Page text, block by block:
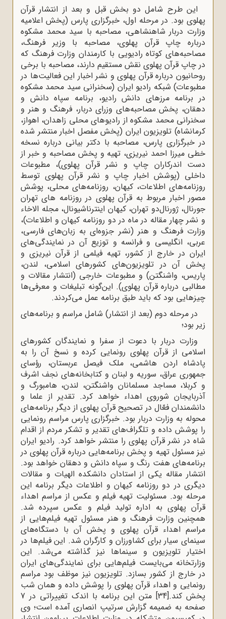
این طرح شامل دو بخش قبل و بعد از انتشار قرآن
پهلوی بود. در مرحله اول، خبرگزاری پارس (پخش اعلامیه
وزارت دربار شاهنشاهی، مصاحبه با سید محمد مشکوه
درباره چاپ قرآن پهلوی، مصاحبه با وزیر فرهنگ،
مصاحبه‌های کوتاه رادیویی با کارمندان وزارت فرهنگ که
در چاپ قرآن پهلوی نقش مستقیم دارند، مصاحبه با برخی
روحانیون درباره قرآن پهلوی و نشر اخبار این فعالیت‌ها در
مطبوعات) شبکه رادیو ایران (سخنرانی سید محمد مشکوه
در برنامه مرزهای دانش رادیو، برنامه سپاه دانش و
دهقان، پخش مصاحبه‌های وزرای دربار، فرهنگ و هنر و
سخنرانی محمد مشکوه از رادیوهای محلی زاهدان، اهواز،
کرمانشاه) تلویزیون ایران (پخش مفصل اخبار منتشر شده
در خبرگزاری پارس، مصاحبه با دکتر بیانی درباره نسخه
خطی میرزا احمد نیریزی، تهیه و پخش مصاحبه و خبر از
دست اندرکاران چاپ و نشر قرآن پهلوی)، مطبوعات
داخلی (پوشش اخبار چاپ و نشر قرآن پهلوی توسط
روزنامه‌های اطلاعات، کیهان، روزنامه‌های محلی، پوشش
مصور اخبار مربوط به قرآن پهلوی در روزنامه های تهران
جورنال، ژورنال‌دو تهران، کیهان اینترناشیونال، مجله الاخاء
و نشر چهار مقاله در ماه در دو روزنامه کیهان و اطلاعات)،
وزارت فرهنگ و هنر (نشر جزوه‌ای به زبان‌های فارسی،
عربی، انگلیسی و فرانسه و توزیع آن در نمایندگی‌های
ایران در خارج از کشور، تهیه فیلمی از قرآن نیریزی و
پخش آن در تلویزیون‌های کشورهای اسلامی، لندن،
پاریس، واشنگتن) و مطبوعات خارجی (انتشار مقالات و
مطالبی درباره قرآن پهلوی). این‌گونه تبلیغات و معرفی‌ها
چیزهایی بود که باید طبق برنامه عمل می‌کردند.
در مرحله دوم (بعد از انتشار) شامل مراسم و برنامه‌های
زیر بود؛
وزارت دربار با دعوت از سفرا و نمایندگان کشورهای
اسلامی از قرآن پهلوی رونمایی کرده و نسخ آن را به
پادشاه اردن هاشمی، ملک فیصل عربستان، رؤسای
جمهوری عراق، سوریه و لبنان و کتابخانه‌های نجف اشرف
و کربلا، مساجد مسلمانان واشنگتن، لندن، هامبورگ و
آذربایجان شوروی اهداء خواهد کرد. تقدیر از علما و
دانشمندان فعّال در تصحیح قرآن پهلوی از دیگر برنامه‌های
محوله به وزارت دربار بود. خبرگزاری پارس مراسم رونمایی
را پوشش داده و تلگراف‌های تقدیر و تشکر مردم از اقدام
شاه در نشر قرآن پهلوی را منتشر خواهد کرد. رادیو ایران
نیز مسئول تهیه و پخش برنامه‌هایی درباره قرآن پهلوی در
برنامه‌های هفت رنگ و سپاه دانش و دهقان خواهد بود.
انتشار مقاله یکی از استادان دانشکده الهیات و مقالات
دیگری در دو روزنامه کیهان و اطلاعات دیگر برنامه این
مرحله بود. مسئولیت تهیه فیلم و عکس از مراسم اهداء
قرآن پهلوی به اداره تولید فیلم و عکس سپرده شد.
همچنین وزارت فرهنگ و هنر مسئول تهیه فیلم‌هایی از
مراسم اهداء قرآن پهلوی و پخش آن با دستگاه‌های
سینمای سیار برای کشاورزان و کارگران شد. این فیلم‌ها در
اختیار تلویزیون و سینماها نیز گذاشته می‌شد. این
وزارتخانه می‌بایست فیلم‌هایی برای نمایندگی‌های ایران
در خارج از کشور بسازد. تلویزیون نیز موظف بود مراسم
رونمایی و اهداء قرآن پهلوی را پوشش داده و همان شب
پخش کند.[34]
متن این برنامه با اندک تغییراتی در 7
صفحه به ضمیمه گزارش سرتیپ انصاری آمده است؛ وی